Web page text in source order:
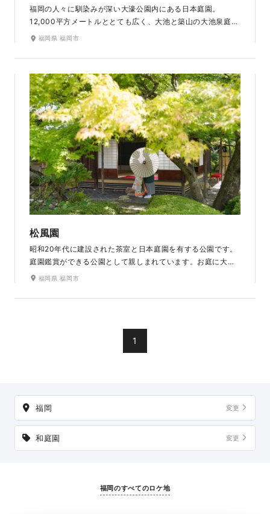
福岡の人々に馴染みが深い大濠公園内にある日本庭園。
12,000平方メートルととても広く、大池と築山の大池泉庭、
枯山水庭、数寄屋造りの茶室と露地庭などが配置され、これ
す。和の雰囲気にぴったりの自然が美しいロケーションで、
思い出の一枚を残します。
福岡県 福岡市
松風園
昭和20年代に建設された茶室と日本庭園を有する公園です。
庭園鑑賞ができる公園として親しまれています。お庭に大き
な紅葉の木があり、春は新緑、秋は紅葉が楽しめるロケ地と
やドレスでの移動もスムーズにできるのが嬉しいポイント。
福岡県 福岡市
1
福岡 変更
和庭園 変更
福岡のすべてのロケ地